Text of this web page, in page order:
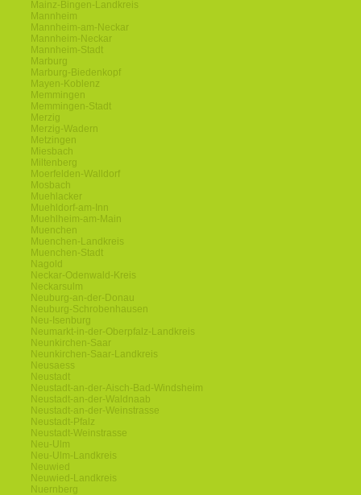
Mainz-Bingen-Landkreis
Mannheim
Mannheim-am-Neckar
Mannheim-Neckar
Mannheim-Stadt
Marburg
Marburg-Biedenkopf
Mayen-Koblenz
Memmingen
Memmingen-Stadt
Merzig
Merzig-Wadern
Metzingen
Miesbach
Miltenberg
Moerfelden-Walldorf
Mosbach
Muehlacker
Muehldorf-am-Inn
Muehlheim-am-Main
Muenchen
Muenchen-Landkreis
Muenchen-Stadt
Nagold
Neckar-Odenwald-Kreis
Neckarsulm
Neuburg-an-der-Donau
Neuburg-Schrobenhausen
Neu-Isenburg
Neumarkt-in-der-Oberpfalz-Landkreis
Neunkirchen-Saar
Neunkirchen-Saar-Landkreis
Neusaess
Neustadt
Neustadt-an-der-Aisch-Bad-Windsheim
Neustadt-an-der-Waldnaab
Neustadt-an-der-Weinstrasse
Neustadt-Pfalz
Neustadt-Weinstrasse
Neu-Ulm
Neu-Ulm-Landkreis
Neuwied
Neuwied-Landkreis
Nuernberg